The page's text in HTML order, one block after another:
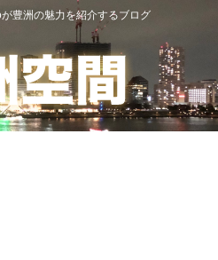
豊洲の魅力を紹介するブログ